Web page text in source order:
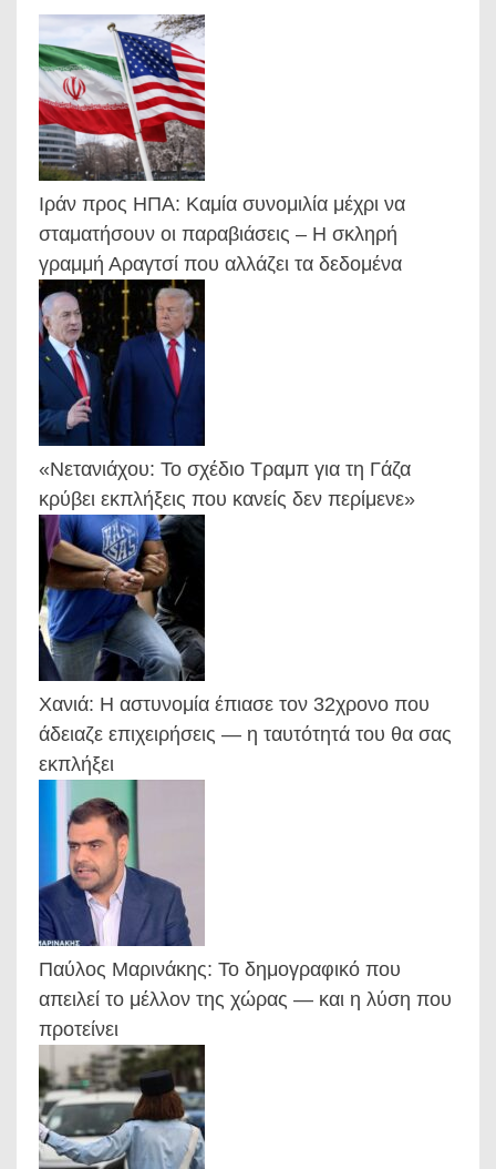
Ιράν προς ΗΠΑ: Καμία συνομιλία μέχρι να
σταματήσουν οι παραβιάσεις – Η σκληρή
γραμμή Αραγτσί που αλλάζει τα δεδομένα
«Νετανιάχου: Το σχέδιο Τραμπ για τη Γάζα
κρύβει εκπλήξεις που κανείς δεν περίμενε»
Χανιά: Η αστυνομία έπιασε τον 32χρονο που
άδειαζε επιχειρήσεις — η ταυτότητά του θα σας
εκπλήξει
Παύλος Μαρινάκης: Το δημογραφικό που
απειλεί το μέλλον της χώρας — και η λύση που
προτείνει